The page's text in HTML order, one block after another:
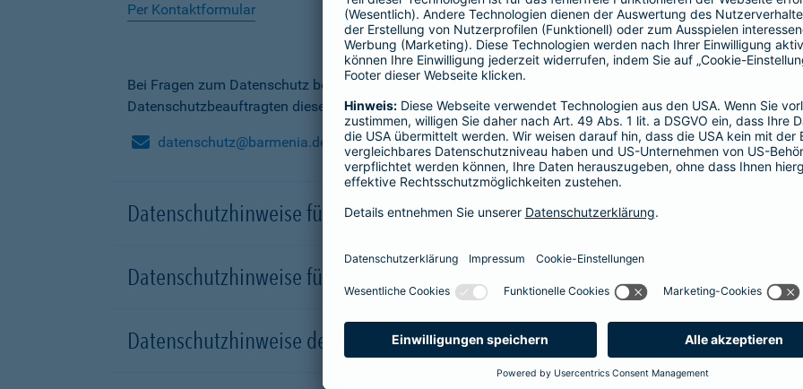
Per Kontaktformular
Bei Fragen zum Datenschutz bei der Barmenia Krankenversicherung AG und der Barmenia Allgemeine
Datenschutzbeauftragten dieser Gesellschaften kontaktieren.
datenschutz@barmenia.de
Datenschutzhinweise für Besucher der Webseite
Datenschutzhinweise für Onlinepräsenzen in sozialen Medien
Datenschutzhinweise der Versicherungsunternehmen